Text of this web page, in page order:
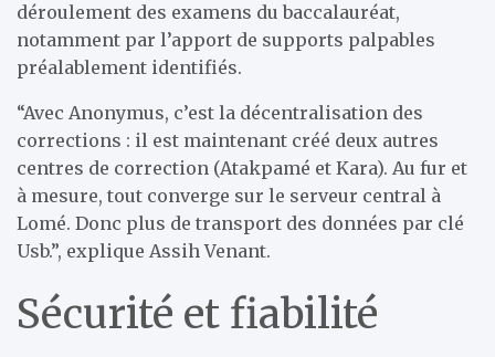
déroulement des examens du baccalauréat,
notamment par l’apport de supports palpables
préalablement identifiés.
“Avec Anonymus, c’est la décentralisation des
corrections : il est maintenant créé deux autres
centres de correction (Atakpamé et Kara). Au fur et
à mesure, tout converge sur le serveur central à
Lomé. Donc plus de transport des données par clé
Usb.”, explique Assih Venant.
Sécurité et fiabilité